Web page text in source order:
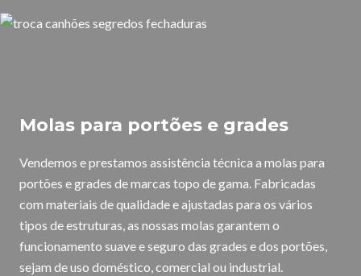
Molas para portões e grades
Vendemos e prestamos assistência técnica a molas para
portões e grades de marcas topo de gama. Fabricadas
com materiais de qualidade e ajustadas para os vários
tipos de estruturas, as nossas molas garantem o
funcionamento suave e seguro das grades e dos portões,
sejam de uso doméstico, comercial ou industrial.